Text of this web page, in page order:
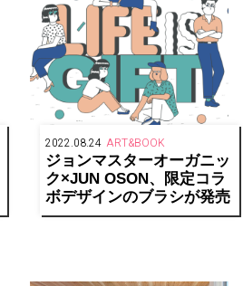
2022.08.24 ART&BOOK
ジョンマスターオーガニッ
ク×JUN OSON、限定コラ
ボデザインのブラシが発売